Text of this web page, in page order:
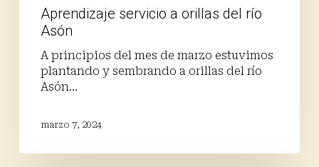
Aprendizaje servicio a orillas del río
Asón
A principios del mes de marzo estuvimos
plantando y sembrando a orillas del río
Asón…
marzo 7, 2024